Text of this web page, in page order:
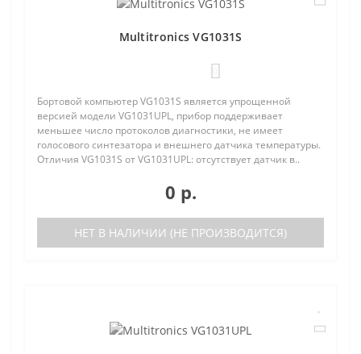
Multitronics VG1031S
Бортовой компьютер VG1031S является упрощенной
версией модели VG1031UPL, прибор поддерживает
меньшее число протоколов диагностики, не имеет
голосового синтезатора и внешнего датчика температуры.
Отличия VG1031S от VG1031UPL: отсутствует датчик в..
0 р.
НЕТ В НАЛИЧИИ (НЕ ПРОИЗВОДИТСЯ)